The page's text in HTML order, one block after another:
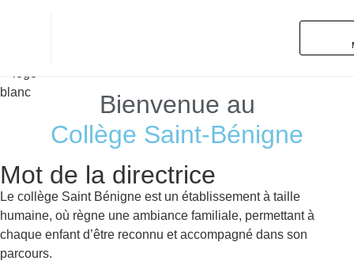
Bienvenue au
Collège Saint-Bénigne
Mot de la directrice
Le collège Saint Bénigne est un établissement à taille
humaine, où règne une ambiance familiale, permettant à
chaque enfant d’être reconnu et accompagné dans son
parcours.